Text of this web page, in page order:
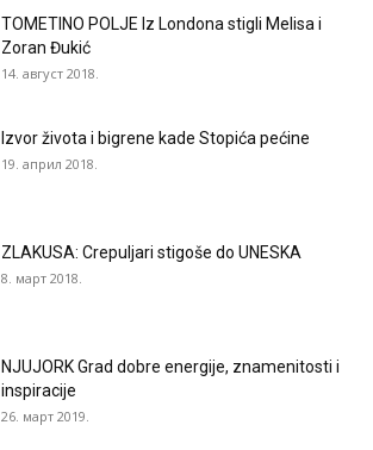
TOMETINO POLJE Iz Londona stigli Melisa i
Zoran Đukić
14. август 2018.
Izvor života i bigrene kade Stopića pećine
19. април 2018.
ZLAKUSA: Crepuljari stigoše do UNESKA
8. март 2018.
NJUJORK Grad dobre energije, znamenitosti i
inspiracije
26. март 2019.